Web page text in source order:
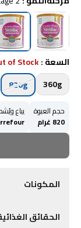
السعة:
of Stock
360g
820g
حجم العبوة
820 غرام
يباع
المكونات
الحقائق